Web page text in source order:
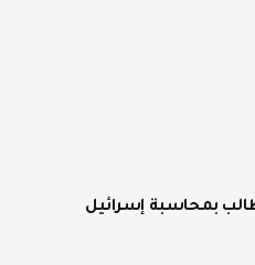
بمحاسبة إسرائيل